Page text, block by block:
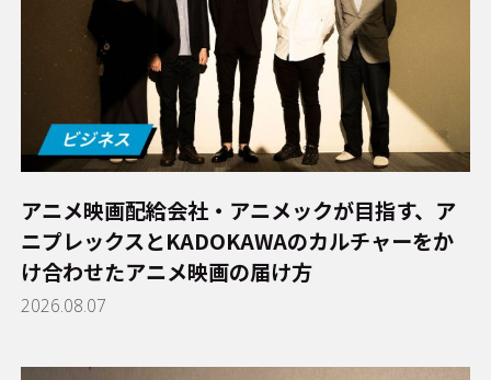
アニメ映画配給会社・アニメックが目指す、ア
ニプレックスとKADOKAWAのカルチャーをか
け合わせたアニメ映画の届け方
2026.08.07